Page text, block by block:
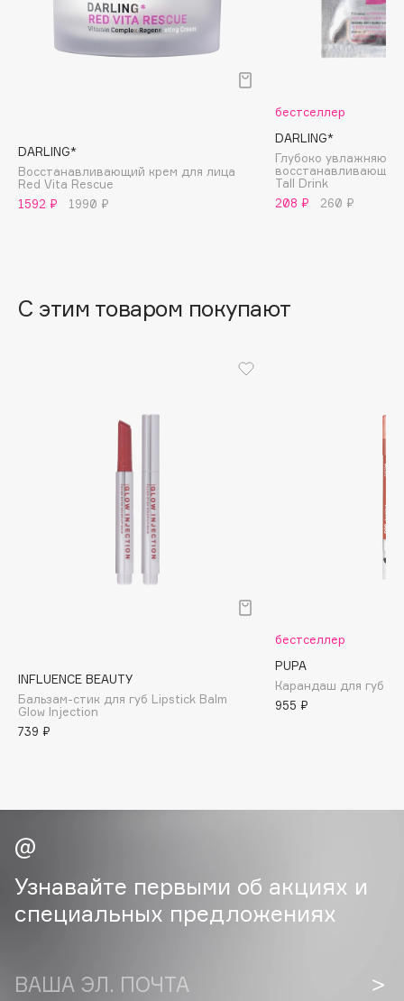
Basicare
Batiste
Beauty Bomb
Bebble
Boadicea The Victorious
by TERRY
BY WISHTREND
Byredo
C
Cadence
Carbon Theory
Carmex
Celimax
DARLING*
Восстанавливающий крем для лица
Red Vita Rescue
1592 ₽
1990 ₽
бестселлер
DARLING*
Глубоко
восстанавливающая
Tall Drink
208 ₽
260 ₽
С этим товаром покупают
INFLUENCE BEAUTY
Бальзам-стик для губ Lipstick Balm
Glow Injection
739 ₽
бестселлер
PUPA
Карандаш для губ
955 ₽
Узнавайте первыми об акциях и
специальных предложениях
ВАША ЭЛ. ПОЧТА